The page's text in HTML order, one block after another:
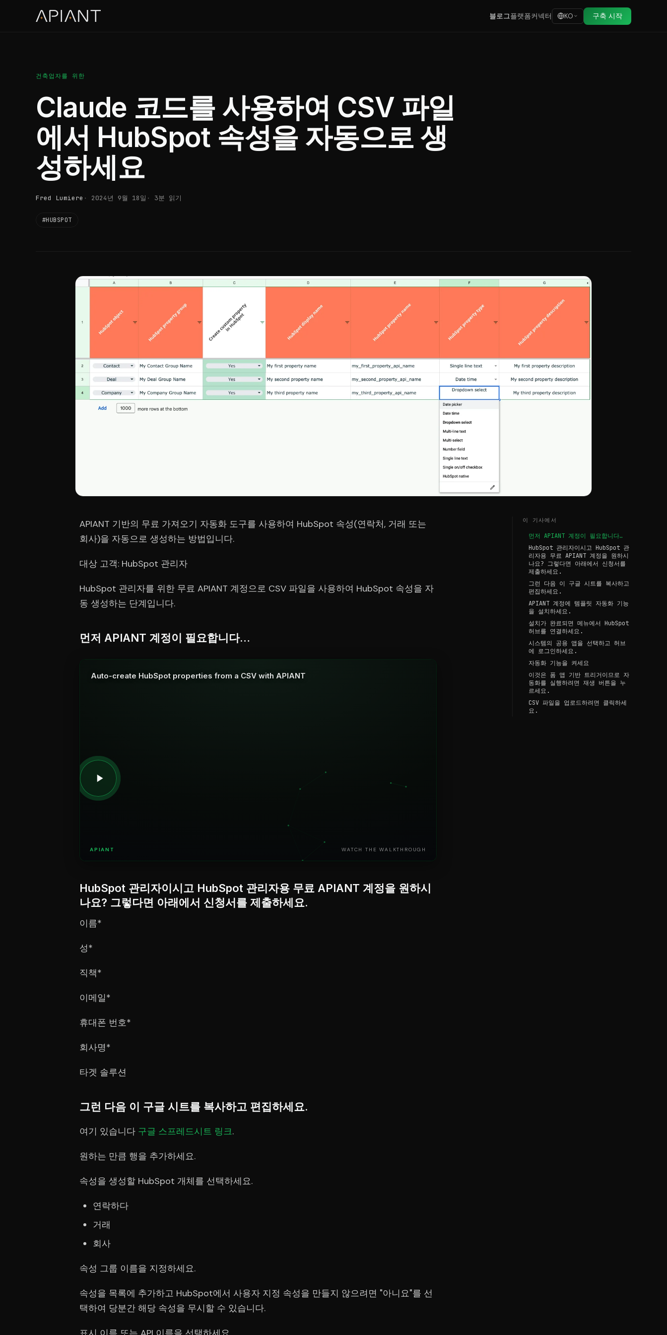
블로그플랫폼커넥터 KO 구축 시작
건축업자를 위한
Claude 코드를 사용하여 CSV 파일
에서 HubSpot 속성을 자동으로 생
성하세요
Fred Lumiere 2024년 9월 18일 3분 읽기
#HUBSPOT
APIANT 기반의 무료 가져오기 자동화 도구를 사용하여 HubSpot 속성(연락처, 거래 또는
회사)을 자동으로 생성하는 방법입니다.
대상 고객: HubSpot 관리자
HubSpot 관리자를 위한 무료 APIANT 계정으로 CSV 파일을 사용하여 HubSpot 속성을 자
동 생성하는 단계입니다.
먼저 APIANT 계정이 필요합니다…
Auto-create HubSpot properties from a CSV with APIANT
APIANT WATCH THE WALKTHROUGH
HubSpot 관리자이시고 HubSpot 관리자용 무료 APIANT 계정을 원하시
나요? 그렇다면 아래에서 신청서를 제출하세요.
이름*
성*
직책*
이메일*
휴대폰 번호*
회사명*
타겟 솔루션
그런 다음 이 구글 시트를 복사하고 편집하세요.
여기 있습니다 구글 스프레드시트 링크.
원하는 만큼 행을 추가하세요.
속성을 생성할 HubSpot 개체를 선택하세요.
연락하다
거래
회사
속성 그룹 이름을 지정하세요.
속성을 목록에 추가하고 HubSpot에서 사용자 지정 속성을 만들지 않으려면 "아니요"를 선
택하여 당분간 해당 속성을 무시할 수 있습니다.
이 기사에서
먼저 APIANT 계정이 필요합니다…
HubSpot 관리자이시고 HubSpot 관
리자용 무료 APIANT 계정을 원하시
나요? 그렇다면 아래에서 신청서를
제출하세요.
그런 다음 이 구글 시트를 복사하고
편집하세요.
APIANT 계정에 템플릿 자동화 기능
을 설치하세요.
설치가 완료되면 메뉴에서 HubSpot
허브를 연결하세요.
시스템의 공용 앱을 선택하고 허브
에 로그인하세요.
자동화 기능을 켜세요
이것은 폼 앱 기반 트리거이므로 자
동화를 실행하려면 재생 버튼을 누
르세요.
CSV 파일을 업로드하려면 클릭하세
요.